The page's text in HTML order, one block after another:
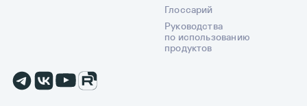
Глоссарий
Руководства
по использованию
продуктов